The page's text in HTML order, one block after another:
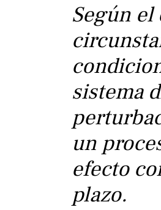
Según el
sistema
un
efecto
plazo.